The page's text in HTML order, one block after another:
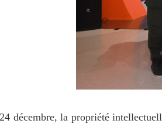
décembre, la propriété